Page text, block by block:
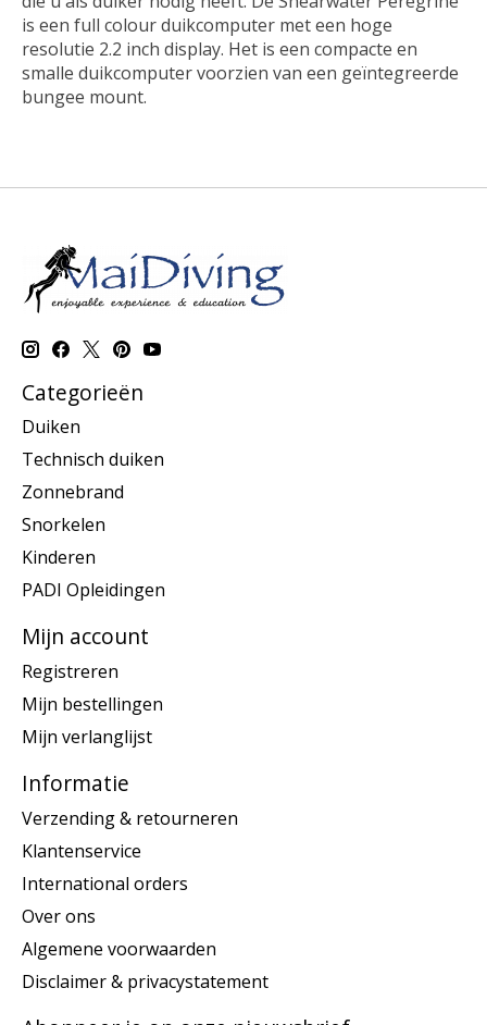
is een full colour duikcomputer met een hoge
resolutie 2.2 inch display. Het is een compacte en
smalle duikcomputer voorzien van een geïntegreerde
bungee mount.
Categorieën
Duiken
Technisch duiken
Zonnebrand
Snorkelen
Kinderen
PADI Opleidingen
Mijn account
Registreren
Mijn bestellingen
Mijn verlanglijst
Informatie
Verzending & retourneren
Klantenservice
International orders
Over ons
Algemene voorwaarden
Disclaimer & privacystatement